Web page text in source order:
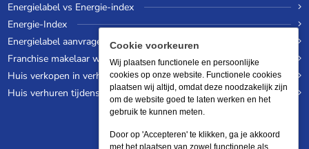
Energielabel vs Energie-index
Energie-Index
Energielabel aanvragen
Franchise makelaar worden
Huis verkopen in verhuurde staat
Huis verhuren tijdens een wereldreis
Cookie voorkeuren
Wij plaatsen functionele en persoonlijke
cookies op onze website. Functionele cookies
plaatsen wij altijd, omdat deze noodzakelijk zijn
om de website goed te laten werken en het
gebruik te kunnen meten.
Door op 'Accepteren' te klikken, ga je akkoord
met het plaatsen van zowel functionele als